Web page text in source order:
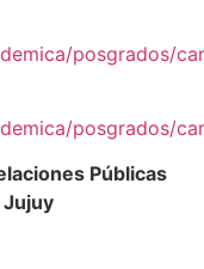
posgrados/
posgrados/
Públicas
Jujuy